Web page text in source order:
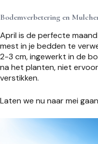
Bodemverbetering en
April is de perfecte
mest in je bedden te
2-3 cm, ingewerkt in de
na het planten, niet
verstikken.
Laten we nu naar mei